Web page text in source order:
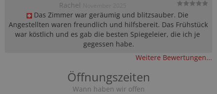
Rachel
Das Zimmer war geräumig und blitzsauber. Die
Angestellten waren freundlich und hilfsbereit. Das Frühstück
war köstlich und es gab die besten Spiegeleier, die ich je
gegessen habe.
Weitere Bewertungen...
Öffnungszeiten
Wann haben wir offen